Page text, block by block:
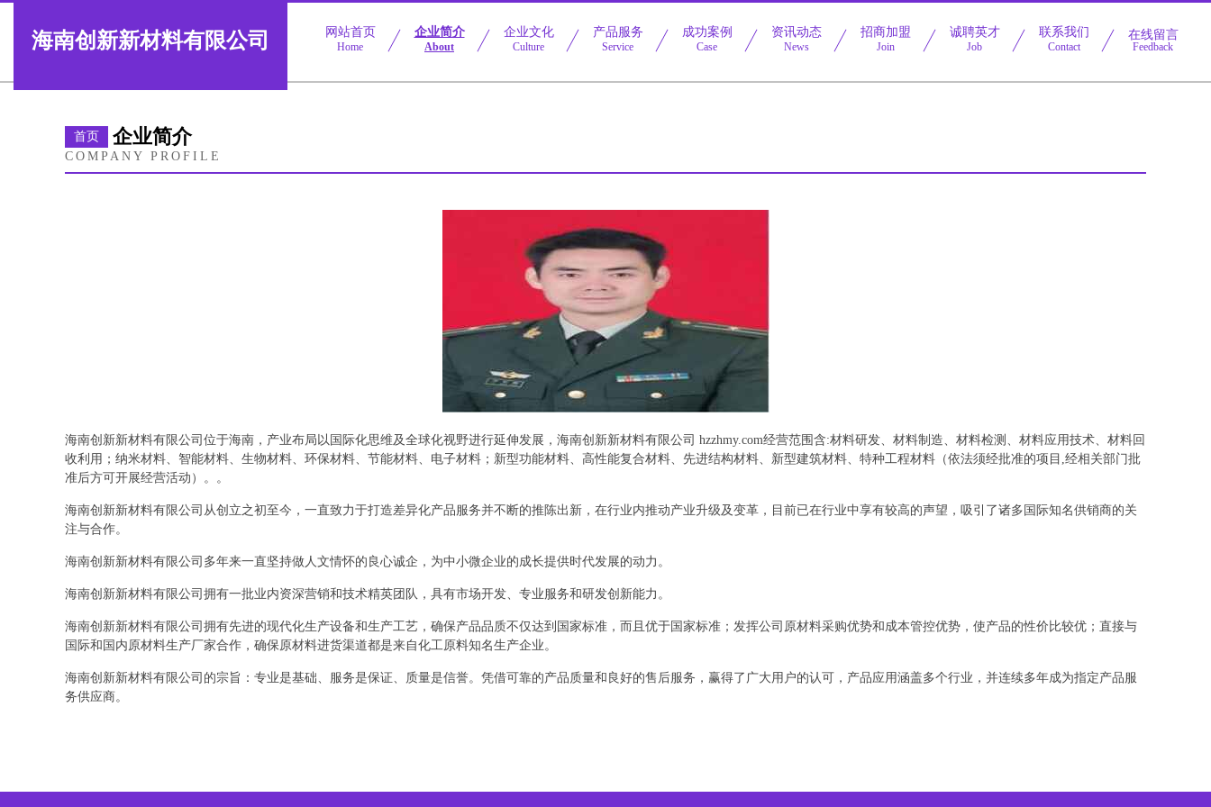
海南创新新材料有限公司 网站首页
Home
企业简介
About
企业文化
Culture
产品服务
Service
成功案例
Case
资讯动态
News
招商加盟
Join
诚聘英才
Job
联系我们
Contact
在线留言
Feedback
首页 企业简介
COMPANY PROFILE
海南创新新材料有限公司位于海南，产业布局以国际化思维及全球化视野进行延伸发展，海南创新新材料有限公司 hzzhmy.com经营范围含:材料研发、材料制造、材料检测、材料应用技术、材料回
收利用；纳米材料、智能材料、生物材料、环保材料、节能材料、电子材料；新型功能材料、高性能复合材料、先进结构材料、新型建筑材料、特种工程材料（依法须经批准的项目,经相关部门批
准后方可开展经营活动）。。
海南创新新材料有限公司从创立之初至今，一直致力于打造差异化产品服务并不断的推陈出新，在行业内推动产业升级及变革，目前已在行业中享有较高的声望，吸引了诸多国际知名供销商的关
注与合作。
海南创新新材料有限公司多年来一直坚持做人文情怀的良心诚企，为中小微企业的成长提供时代发展的动力。
海南创新新材料有限公司拥有一批业内资深营销和技术精英团队，具有市场开发、专业服务和研发创新能力。
海南创新新材料有限公司拥有先进的现代化生产设备和生产工艺，确保产品品质不仅达到国家标准，而且优于国家标准；发挥公司原材料采购优势和成本管控优势，使产品的性价比较优；直接与
国际和国内原材料生产厂家合作，确保原材料进货渠道都是来自化工原料知名生产企业。
海南创新新材料有限公司的宗旨：专业是基础、服务是保证、质量是信誉。凭借可靠的产品质量和良好的售后服务，赢得了广大用户的认可，产品应用涵盖多个行业，并连续多年成为指定产品服
务供应商。